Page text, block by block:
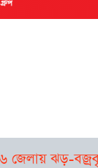
বজ্রবৃষ্টির